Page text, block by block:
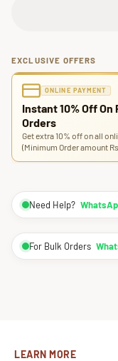
EXCLUSIVE OFFERS
ONLINE PAYMENT
Instant 10% Off On
Orders
Get extra 10% off on all
(Minimum Order amount
Need Help?
For Bulk Orders
LEARN MORE